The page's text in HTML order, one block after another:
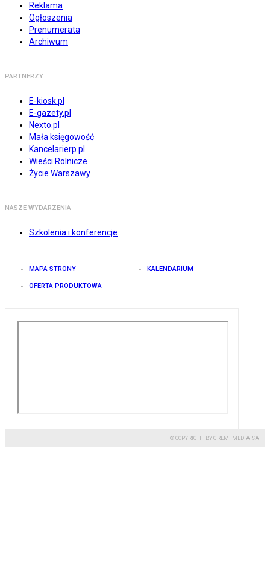
Reklama
Ogłoszenia
Prenumerata
Archiwum
PARTNERZY
E-kiosk.pl
E-gazety.pl
Nexto.pl
Mała księgowość
Kancelarierp.pl
Wieści Rolnicze
Życie Warszawy
NASZE WYDARZENIA
Szkolenia i konferencje
MAPA STRONY KALENDARIUM
OFERTA PRODUKTOWA
© COPYRIGHT BY GREMI MEDIA SA